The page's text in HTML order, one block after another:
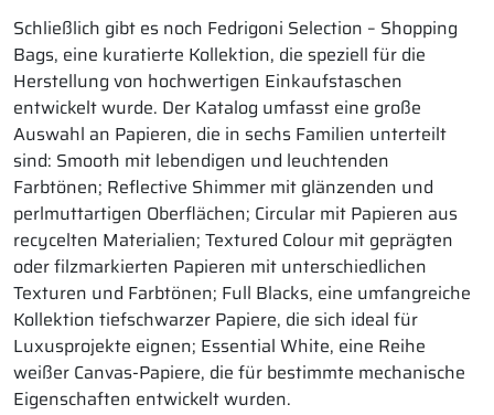
Schließlich gibt es noch Fedrigoni Selection – Shopping
Bags, eine kuratierte Kollektion, die speziell für die
Herstellung von hochwertigen Einkaufstaschen
entwickelt wurde. Der Katalog umfasst eine große
Auswahl an Papieren, die in sechs Familien unterteilt
sind: Smooth mit lebendigen und leuchtenden
Farbtönen; Reflective Shimmer mit glänzenden und
perlmuttartigen Oberflächen; Circular mit Papieren aus
recycelten Materialien; Textured Colour mit geprägten
oder filzmarkierten Papieren mit unterschiedlichen
Texturen und Farbtönen; Full Blacks, eine umfangreiche
Kollektion tiefschwarzer Papiere, die sich ideal für
Luxusprojekte eignen; Essential White, eine Reihe
weißer Canvas-Papiere, die für bestimmte mechanische
Eigenschaften entwickelt wurden.